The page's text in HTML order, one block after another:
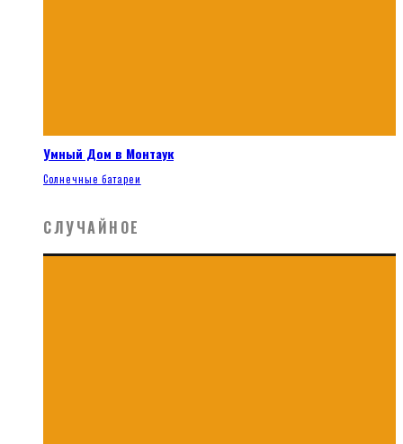
Умный Дом в Монтаук
Солнечные батареи
СЛУЧАЙНОЕ